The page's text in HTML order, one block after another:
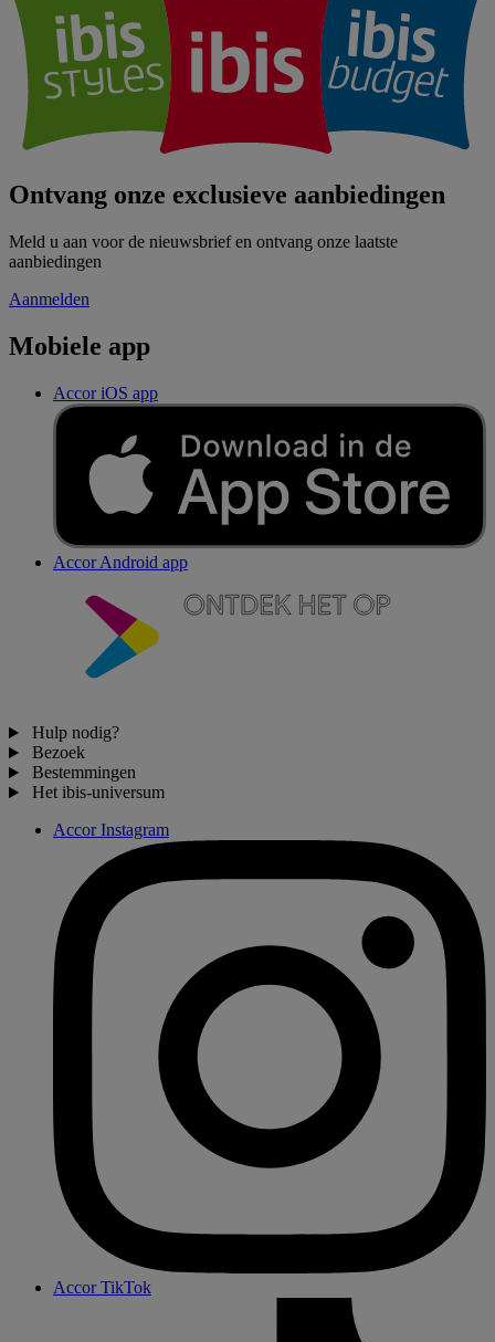
Ontvang onze exclusieve aanbiedingen
Meld u aan voor de nieuwsbrief en ontvang onze laatste
aanbiedingen
Aanmelden
Mobiele app
Accor iOS app
Accor Android app
Hulp nodig?
Bezoek
Bestemmingen
Het ibis-universum
Accor Instagram
Accor TikTok